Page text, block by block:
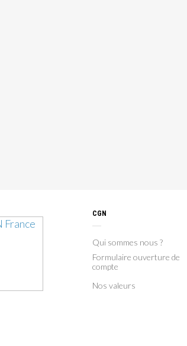
CGN
Qui sommes nous ?
Formulaire ouverture de
compte
Nos valeurs